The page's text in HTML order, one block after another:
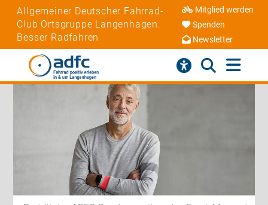
Allgemeiner Deutscher Fahrrad-
Club Ortsgruppe Langenhagen:
Besser Radfahren
Mitglied werden
Spenden
Newsletter